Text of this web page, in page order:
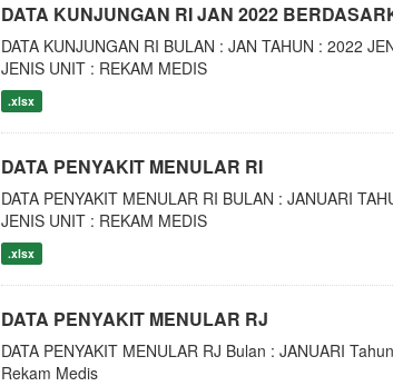
DATA KUNJUNGAN RI JAN 2022
DATA KUNJUNGAN RI BULAN : JAN TAHUN : 2022
JENIS UNIT : REKAM MEDIS
.xlsx
DATA PENYAKIT MENULAR RI
DATA PENYAKIT MENULAR RI BULAN : JANUARI
JENIS UNIT : REKAM MEDIS
.xlsx
DATA PENYAKIT MENULAR RJ
DATA PENYAKIT MENULAR RJ Bulan : JANUARI
Rekam Medis